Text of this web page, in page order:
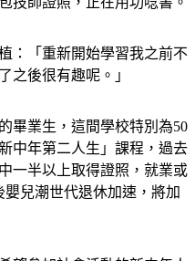
：「重新開始學習我之前不
畢業生，這間學校特別為50
中年第二人生」課程，過去
一半以上取得證照，就業或
兒潮世代退休加速，將加